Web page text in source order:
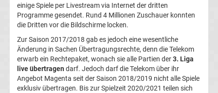
Tabelle
Pokal
Ergebnisse
einige Spiele per Livestream via Internet der dritten
Programme gesendet. Rund 4 Millionen Zuschauer konnten
die Dritten vor die Bildschirme locken.
Zur Saison 2017/2018 gab es jedoch eine wesentliche
Änderung in Sachen Übertragungsrechte, denn die Telekom
erwarb ein Rechtepaket, wonach sie alle Partien der3. Liga
live übertragen darf. Jedoch darf die Telekom über ihr
Angebot Magenta seit der Saison 2018/2019 nicht alle Spiele
exklusiv übertragen. Bis zur Spielzeit 2020/2021 teilen sich